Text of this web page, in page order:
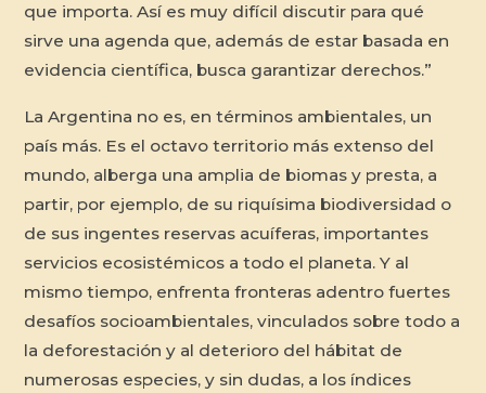
que importa. Así es muy difícil discutir para qué
sirve una agenda que, además de estar basada en
evidencia científica, busca garantizar derechos.”
La Argentina no es, en términos ambientales, un
país más. Es el octavo territorio más extenso del
mundo, alberga una amplia de biomas y presta, a
partir, por ejemplo, de su riquísima biodiversidad o
de sus ingentes reservas acuíferas, importantes
servicios ecosistémicos a todo el planeta. Y al
mismo tiempo, enfrenta fronteras adentro fuertes
desafíos socioambientales, vinculados sobre todo a
la deforestación y al deterioro del hábitat de
numerosas especies, y sin dudas, a los índices